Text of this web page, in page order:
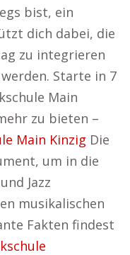
bist, ein
dich dabei, die
zu integrieren
Starte in 7
Main
zu bieten –
Main Kinzig Die
um in die
Jazz
musikalischen
Fakten findest